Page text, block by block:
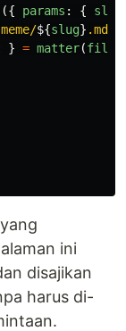
({ params : {
slug
${slug} .md`
} = matter(
ini
disajikan
harus di-